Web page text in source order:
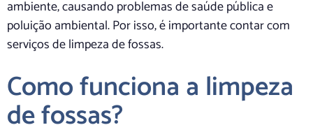
ambiente, causando problemas de saúde pública e
poluição ambiental. Por isso, é importante contar com
serviços de limpeza de fossas.
Como funciona a limpeza
de fossas?